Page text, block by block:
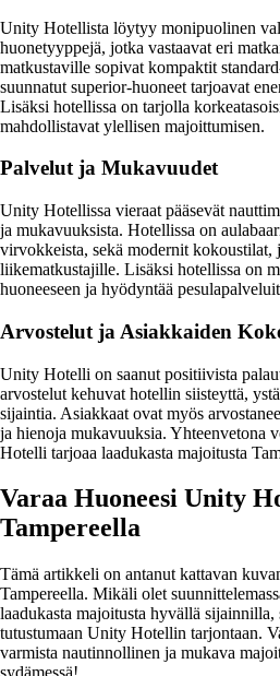
Unity Hotellista löytyy monipuolinen
huonetyyppejä, jotka vastaavat eri
matkustaville sopivat kompaktit
suunnatut superior-huoneet tarjoavat
Lisäksi hotellissa on tarjolla
mahdollistavat ylellisen majoittumisen.
Palvelut ja Mukavuudet
Unity Hotellissa vieraat pääsevät
ja mukavuuksista. Hotellissa on
virvokkeista, sekä modernit kokoustilat,
liikematkustajille. Lisäksi hotellissa on
huoneeseen ja hyödyntää
Arvostelut ja Asiakkaiden
Unity Hotelli on saanut positiivista
arvostelut kehuvat hotellin siisteyttä,
sijaintia. Asiakkaat ovat myös
ja hienoja mukavuuksia. Yhteenvetona
Hotelli tarjoaa laadukasta majoitusta
Varaa Huoneesi Unity
Tampereella
Tämä artikkeli on antanut kattavan
Tampereella. Mikäli olet
laadukasta majoitusta hyvällä sijainnilla,
tutustumaan Unity Hotellin tarjontaan.
varmista nautinnollinen ja mukava